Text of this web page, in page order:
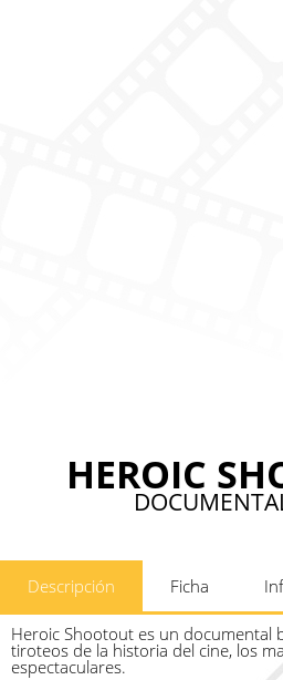
HEROIC
Descripción Ficha
Heroic Shootout es un documental
tiroteos de la historia del cine, los
espectaculares.